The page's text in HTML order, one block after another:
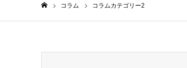
コラム コラムカテゴリー2